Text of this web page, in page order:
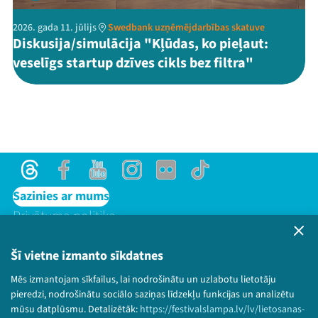
Šī vietne izmanto sīkdatnes
Mēs izmantojam sīkfailus, lai nodrošinātu un uzlabotu lietotāju
pieredzi, nodrošinātu sociālo saziņas līdzekļu funkcijas un analizētu
mūsu datplūsmu. Detalizētāk: https://festivalslampa.lv/lv/lietosanas-
2026. gada 11. jūlijs Swedbank uzņēmējdarbības skatuve
Diskusija/simulācija "Kļūdas, ko pieļaut:
veselīgs startup dzīves cikls bez filtra"
ThreadsFacebookYoutubeInstagram
Flick TikTok
Sazinies ar mums
Privātuma politika
Bērnu aizsardzības politika
© 2026 Sarunu festivāls LAMPA Visas tiesības
paturētas.